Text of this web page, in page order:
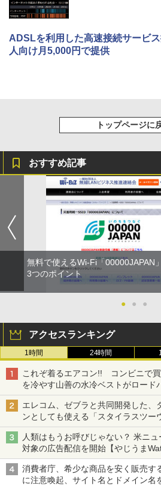
ADSLを利用した高速接続サービ
人向け月5,000円で提供
トップページに
おすすめ記事
無料で使えるWi-Fi「00000JAPAN
3つのポイント
● ● ●
アクセスランキング
1時間 24時間
これぞ着るエアコン!! コンビニで
を冷やす山善の水冷ベストがロード
ち・ざ・ろーど！その14】【空いた
エレコム、ゼブラと共同開発した、
ンとしても使える「スタイラスツ
も、持ち替えずに書き込める
人類はもうお呼びじゃない？ 米ニ
対象の広告配信を開始【やじうま
消費者庁、希少な商品を安く販売す
に注意喚起、サイト名とドメイン